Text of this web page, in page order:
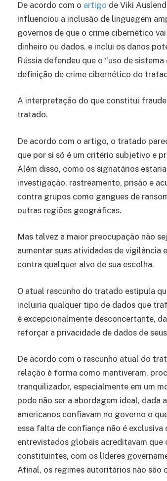
De acordo com o artigo de Viki
influenciou a inclusão de linguagem
governos de que o crime cibernético
dinheiro ou dados, e inclui os danos
Rússia defendeu que o “uso de
definição de crime cibernético do
A interpretação do que constitui fraude
tratado.
De acordo com o artigo, o tratado
que por si só é um critério subjetivo e
Além disso, como os signatários
investigação, rastreamento, prisão e
contra grupos como gangues de
outras regiões geográficas.
Mas talvez a maior preocupação não
aumentar suas atividades de vigilância
contra qualquer alvo de sua escolha.
O atual rascunho do tratado estipula
incluiria qualquer tipo de dados que
é excepcionalmente desconcertante,
reforçar a privacidade de dados de
De acordo com o rascunho atual do
relação à forma como mantiveram,
tranquilizador, especialmente em um
pode não ser a abordagem ideal,
americanos confiavam no governo o
essa falta de confiança não é
entrevistados globais acreditavam que
constituintes, com os líderes
Afinal, os regimes autoritários não são